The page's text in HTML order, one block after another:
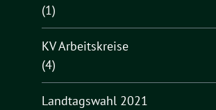
(1)
KV Arbeitskreise
(4)
Landtagswahl 2021